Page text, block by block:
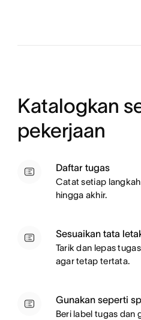
Katalogkan
pekerjaan
Daftar tugas
Catat setiap
hingga akhir.
Sesuaikan tata
Tarik dan lepas
agar tetap tertata.
Gunakan seperti
Beri label tugas dan